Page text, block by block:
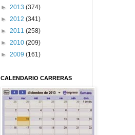
► 2013 (374)
► 2012 (341)
► 2011 (258)
► 2010 (209)
► 2009 (161)
CALENDARIO CARRERAS